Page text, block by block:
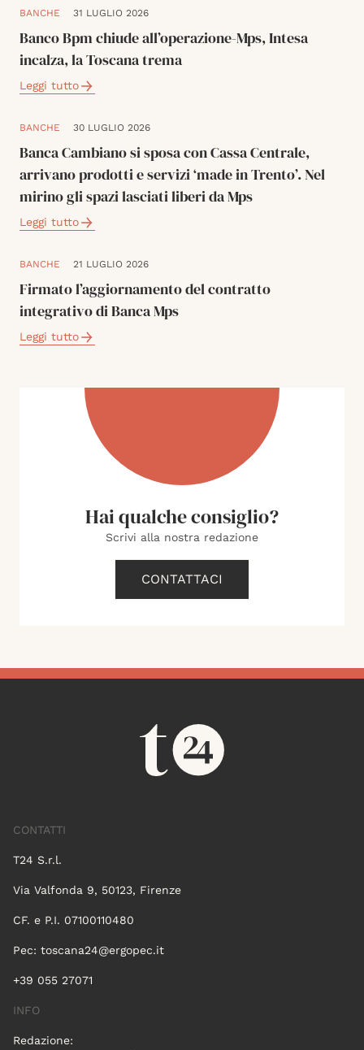
BANCHE 31 LUGLIO 2026
Banco Bpm chiude all’operazione-Mps, Intesa
incalza, la Toscana trema
Leggi tutto
BANCHE 30 LUGLIO 2026
Banca Cambiano si sposa con Cassa Centrale,
arrivano prodotti e servizi ‘made in Trento’. Nel
mirino gli spazi lasciati liberi da Mps
Leggi tutto
BANCHE 21 LUGLIO 2026
Firmato l’aggiornamento del contratto
integrativo di Banca Mps
Leggi tutto
Hai qualche consiglio?
Scrivi alla nostra redazione
CONTATTACI
CONTATTI
T24 S.r.l.
Via Valfonda 9, 50123, Firenze
CF. e P.I. 07100110480
Pec: toscana24@ergopec.it
+39 055 27071
INFO
Redazione: